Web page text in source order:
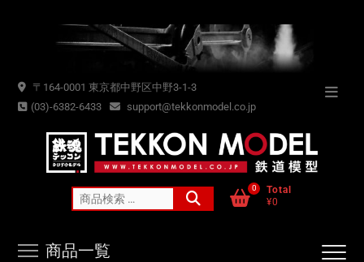
〒164-0001 東京都中野区中野3-1-3
(03)-6382-6433
support@tekkonmodel.co.jp
索
0
Total
¥0
商品一覧